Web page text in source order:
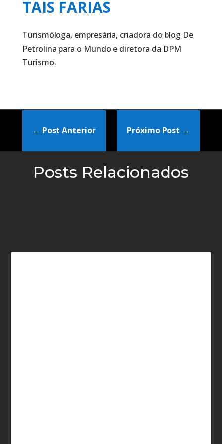
TAIS FARIAS
Turismóloga, empresária, criadora do blog De
Petrolina para o Mundo e diretora da DPM
Turismo.
← Post Anterior Próximo Post →
Posts Relacionados